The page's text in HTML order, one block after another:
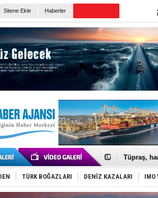
Sitene Ekle Haberler
Anadolu
Tüpraş,
İTU AUV,
LNG
PROYAD,
Türkiye-
TÜRK BOĞAZLARI DENİZ KAZALARI IMO